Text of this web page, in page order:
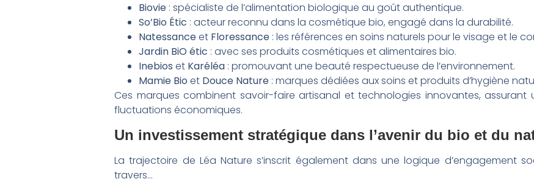
Biovie : spécialiste de l’alimentation biologique au goût authentique.
So’Bio Étic : acteur reconnu dans la cosmétique bio, engagé dans la durabilité.
Natessanceet Floressance : les références en soins naturels pour le visage et le
Jardin BiO étic : avec ses produits cosmétiques et alimentaires bio.
Inebios et Karéléa : promouvant une beauté respectueuse de l’environnement.
Mamie Bio et Douce Nature : marques dédiées aux soins et produits d’hygiène
Ces marques combinent savoir-faire artisanal et technologies innovantes, assurant
fluctuations économiques.
Un investissement stratégique dans l’avenir du bio et du
La trajectoire de Léa Nature s’inscrit également dans une logique d’engagement
travers…